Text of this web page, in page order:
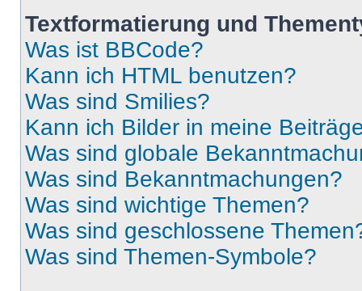
Textformatierung und
Was ist BBCode?
Kann ich HTML benutzen?
Was sind Smilies?
Kann ich Bilder in meine
Was sind globale
Was sind Bekanntmachungen?
Was sind wichtige Themen?
Was sind geschlossene
Was sind Themen-Symbole?